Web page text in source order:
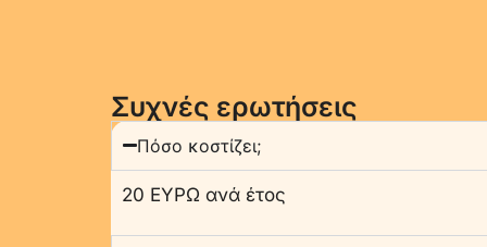
Συχνές ερωτήσεις
Πόσο κοστίζει;
20 ΕΥΡΩ ανά έτος